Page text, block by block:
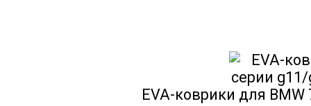
EVA-коврики для